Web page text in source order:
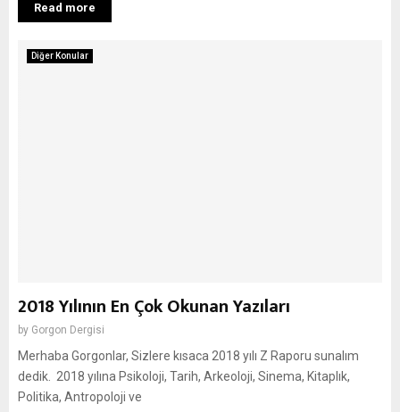
Read more
Diğer Konular
2018 Yılının En Çok Okunan Yazıları
by Gorgon Dergisi
Merhaba Gorgonlar, Sizlere kısaca 2018 yılı Z Raporu sunalım
dedik. 2018 yılına Psikoloji, Tarih, Arkeoloji, Sinema, Kitaplık,
Politika, Antropoloji ve